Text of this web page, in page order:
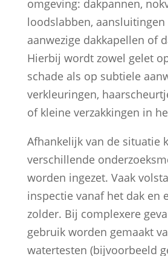
omgeving: dakpannen,
loodslabben, aansluitingen
aanwezige dakkapellen of
Hierbij wordt zowel gelet
schade als op subtiele
verkleuringen,
of kleine verzakkingen in
Afhankelijk van de situatie
verschillende
worden ingezet. Vaak
inspectie vanaf het dak en
zolder. Bij complexere
gebruik worden gemaakt
watertesten (bijvoorbeeld